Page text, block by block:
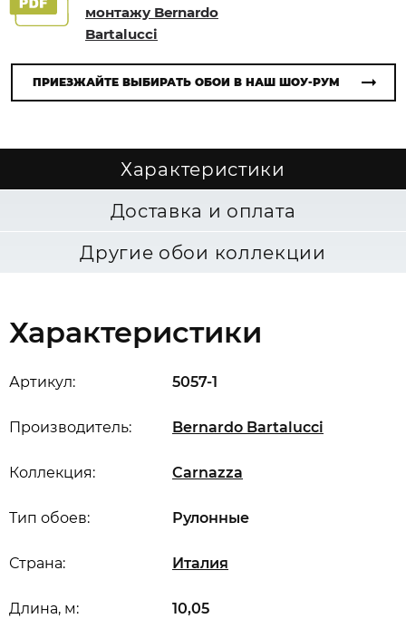
монтажу Bernardo
Bartalucci
ПРИЕЗЖАЙТЕ ВЫБИРАТЬ ОБОИ В НАШ ШОУ-РУМ
Характеристики
Доставка и оплата
Другие обои коллекции
Характеристики
Артикул: 5057-1
Производитель: Bernardo Bartalucci
Коллекция: Carnazza
Длина, м: 10,05
Страна: Италия
Тип обоев: Рулонные